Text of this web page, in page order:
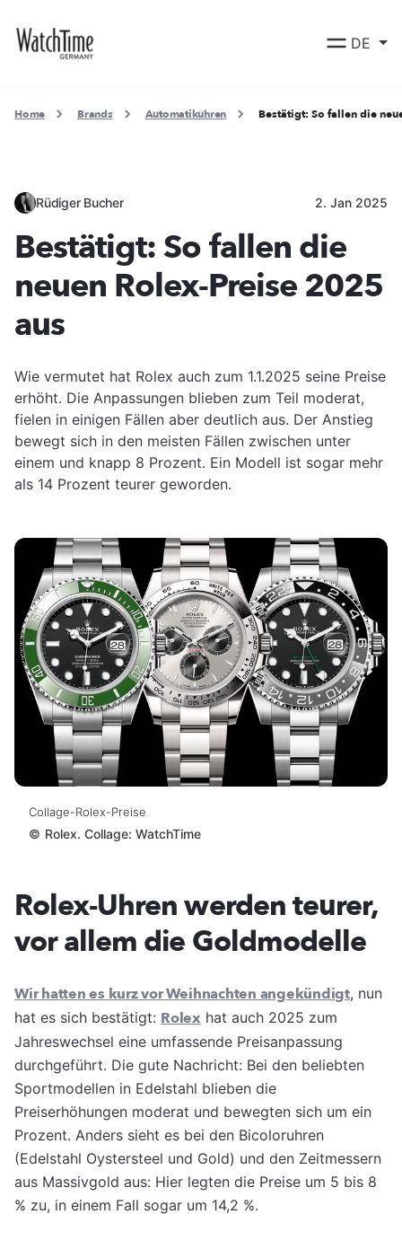
DE
Home Brands Automatikuhren Bestätigt: So fallen die
Rüdiger Bucher 2. Jan 2025
Bestätigt: So fallen die
neuen Rolex-Preise 2025
aus
Wie vermutet hat Rolex auch zum 1.1.2025 seine Preise
erhöht. Die Anpassungen blieben zum Teil moderat,
fielen in einigen Fällen aber deutlich aus. Der Anstieg
bewegt sich in den meisten Fällen zwischen unter
einem und knapp 8 Prozent. Ein Modell ist sogar mehr
als 14 Prozent teurer geworden.
Collage-Rolex-Preise
© Rolex. Collage: WatchTime
Rolex-Uhren werden teurer,
vor allem die Goldmodelle
Wir hatten es kurz vor Weihnachten angekündigt, nun
hat es sich bestätigt: Rolex hat auch 2025 zum
Jahreswechsel eine umfassende Preisanpassung
durchgeführt. Die gute Nachricht: Bei den beliebten
Sportmodellen in Edelstahl blieben die
Preiserhöhungen moderat und bewegten sich um ein
Prozent. Anders sieht es bei den Bicoloruhren
(Edelstahl Oystersteel und Gold) und den Zeitmessern
aus Massivgold aus: Hier legten die Preise um 5 bis 8
% zu, in einem Fall sogar um 14,2 %.